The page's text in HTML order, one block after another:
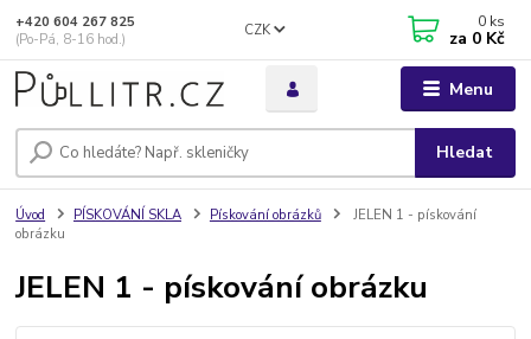
Menu
CZK
Hledat
+420 604 267 825
(Po-Pá, 8-16 hod.)
0 ks
za 0 Kč
Úvod PÍSKOVÁNÍ SKLA Pískování obrázků
JELEN 1 - pískování
obrázku
JELEN 1 - pískování obrázku